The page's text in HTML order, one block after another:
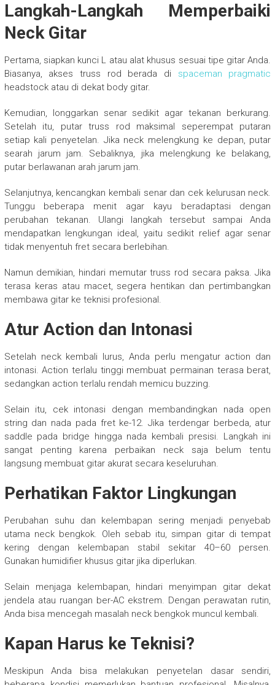
Langkah-Langkah Memperbaiki
Neck Gitar
Pertama, siapkan kunci L atau alat khusus sesuai tipe gitar Anda.
Biasanya, akses truss rod berada di spaceman pragmatic
headstock atau di dekat body gitar.
Kemudian, longgarkan senar sedikit agar tekanan berkurang.
Setelah itu, putar truss rod maksimal seperempat putaran
setiap kali penyetelan. Jika neck melengkung ke depan, putar
searah jarum jam. Sebaliknya, jika melengkung ke belakang,
putar berlawanan arah jarum jam.
Selanjutnya, kencangkan kembali senar dan cek kelurusan neck.
Tunggu beberapa menit agar kayu beradaptasi dengan
perubahan tekanan. Ulangi langkah tersebut sampai Anda
mendapatkan lengkungan ideal, yaitu sedikit relief agar senar
tidak menyentuh fret secara berlebihan.
Namun demikian, hindari memutar truss rod secara paksa. Jika
terasa keras atau macet, segera hentikan dan pertimbangkan
membawa gitar ke teknisi profesional.
Atur Action dan Intonasi
Setelah neck kembali lurus, Anda perlu mengatur action dan
intonasi. Action terlalu tinggi membuat permainan terasa berat,
sedangkan action terlalu rendah memicu buzzing.
Selain itu, cek intonasi dengan membandingkan nada open
string dan nada pada fret ke-12. Jika terdengar berbeda, atur
saddle pada bridge hingga nada kembali presisi. Langkah ini
sangat penting karena perbaikan neck saja belum tentu
langsung membuat gitar akurat secara keseluruhan.
Perhatikan Faktor Lingkungan
Perubahan suhu dan kelembapan sering menjadi penyebab
utama neck bengkok. Oleh sebab itu, simpan gitar di tempat
kering dengan kelembapan stabil sekitar 40–60 persen.
Gunakan humidifier khusus gitar jika diperlukan.
Selain menjaga kelembapan, hindari menyimpan gitar dekat
jendela atau ruangan ber-AC ekstrem. Dengan perawatan rutin,
Anda bisa mencegah masalah neck bengkok muncul kembali.
Kapan Harus ke Teknisi?
Meskipun Anda bisa melakukan penyetelan dasar sendiri,